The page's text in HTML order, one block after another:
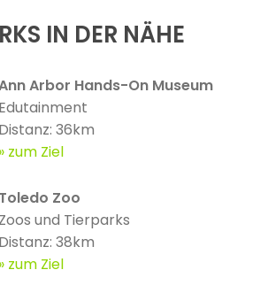
IN DER NÄHE
Arbor Hands-On Museum
Edutainment
Distanz: 36km
zum Ziel
Toledo Zoo
Zoos und Tierparks
Distanz: 38km
zum Ziel